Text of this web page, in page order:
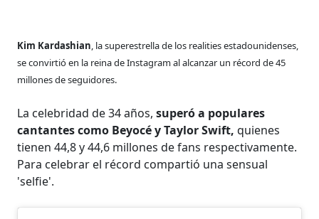
Kim Kardashian, la superestrella de los realities estadounidenses,
se convirtió en la reina de Instagram al alcanzar un récord de 45
millones de seguidores.
La celebridad de 34 años,superó a populares
cantantes como Beyocé y Taylor Swift, quienes
tienen 44,8 y 44,6 millones de fans respectivamente.
Para celebrar el récord compartió una sensual
'selfie'.